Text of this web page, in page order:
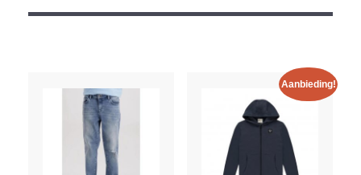
Aanbieding!